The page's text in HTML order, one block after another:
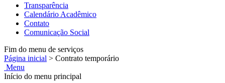
Transparência
Calendário Acadêmico
Contato
Comunicação Social
Fim do menu de serviços
Página inicial > Contrato temporário
Menu
Início do menu principal